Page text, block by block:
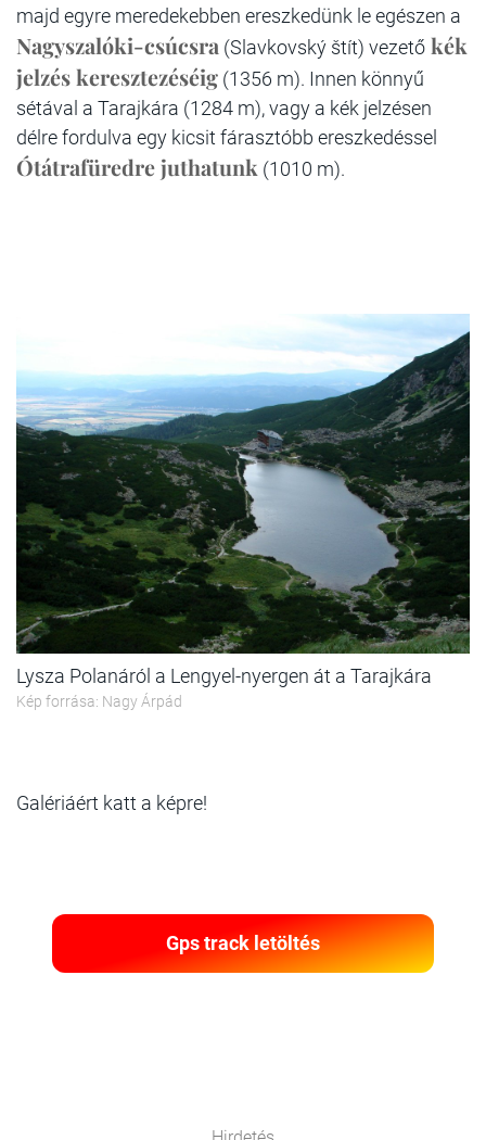
majd egyre meredekebben ereszkedünk le egészen a
Nagyszalóki-csúcsra (Slavkovský štít) vezető kék
jelzés keresztezéséig (1356 m). Innen könnyű
sétával a Tarajkára (1284 m), vagy a kék jelzésen
délre fordulva egy kicsit fárasztóbb ereszkedéssel
Ótátrafüredre juthatunk (1010 m).
Lysza Polanáról a Lengyel-nyergen át a Tarajkára
Kép forrása: Nagy Árpád
Galériáért katt a képre!
Gps track letöltés